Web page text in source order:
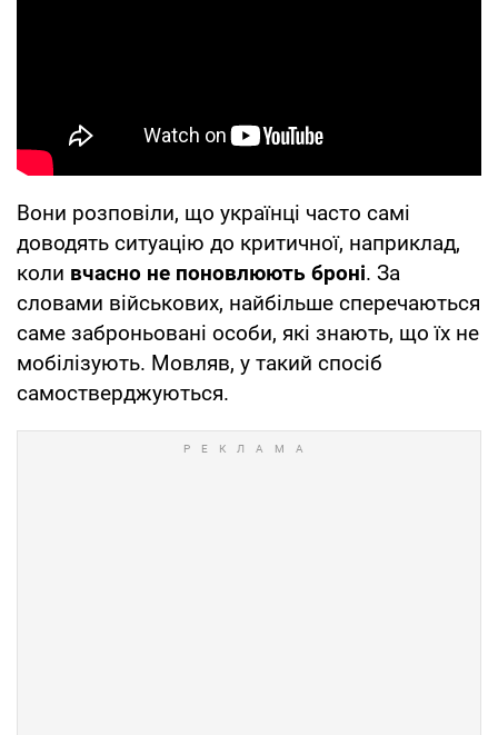
Вони розповіли, що українці часто самі
доводять ситуацію до критичної, наприклад,
коли вчасно не поновлюють броні. За
словами військових, найбільше сперечаються
саме заброньовані особи, які знають, що їх не
мобілізують. Мовляв, у такий спосіб
самостверджуються.